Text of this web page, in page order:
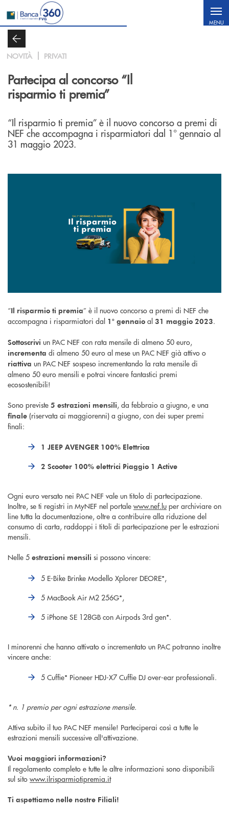
Salta al contenuto principale
MENU
NOVITÀ PRIVATI
Partecipa al concorso “Il
risparmio ti premia”
“Il risparmio ti premia” è il nuovo concorso a premi di
NEF che accompagna i risparmiatori dal 1° gennaio al
31 maggio 2023.
“Il risparmio ti premia” è il nuovo concorso a premi di NEF che
accompagna i risparmiatori dal 1° gennaio al 31 maggio 2023.
Sottoscrivi un PAC NEF con rata mensile di almeno 50 euro,
incrementa di almeno 50 euro al mese un PAC NEF già attivo o
riattiva un PAC NEF sospeso incrementando la rata mensile di
almeno 50 euro mensili e potrai vincere fantastici premi
ecosostenibili!
Sono previste 5 estrazioni mensili, da febbraio a giugno, e una
finale (riservata ai maggiorenni) a giugno, con dei super premi
finali:
1 JEEP AVENGER 100% Elettrica
2 Scooter 100% elettrici Piaggio 1 Active
Ogni euro versato nei PAC NEF vale un titolo di partecipazione.
Inoltre, se ti registri in MyNEF nel portale www.nef.lu per archiviare on
line tutta la documentazione, oltre a contribuire alla riduzione del
consumo di carta, raddoppi i titoli di partecipazione per le estrazioni
mensili.
Nelle 5 estrazioni mensili si possono vincere:
5 E-Bike Brinke Modello Xplorer DEORE*,
5 MacBook Air M2 256G*,
5 iPhone SE 128GB con Airpods 3rd gen*.
I minorenni che hanno attivato o incrementato un PAC potranno inoltre
vincere anche:
5 Cuffie* Pioneer HDJ-X7 Cuffie DJ over-ear professionali.
* n. 1 premio per ogni estrazione mensile.
Attiva subito il tuo PAC NEF mensile! Parteciperai così a tutte le
estrazioni mensili successive all'attivazione.
Vuoi maggiori informazioni?
Il regolamento completo e tutte le altre informazioni sono disponibili
sul sito www.ilrisparmiotipremia.it
Ti aspettiamo nelle nostre Filiali!